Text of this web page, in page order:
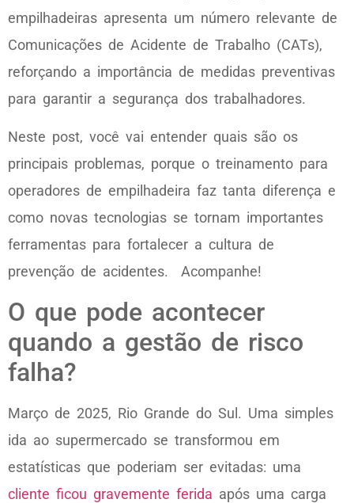
empilhadeiras apresenta um número relevante de
Comunicações de Acidente de Trabalho (CATs),
reforçando a importância de medidas preventivas
para garantir a segurança dos trabalhadores.
Neste post, você vai entender quais são os
principais problemas, porque o treinamento para
operadores de empilhadeira faz tanta diferença e
como novas tecnologias se tornam importantes
ferramentas para fortalecer a cultura de
prevenção de acidentes. Acompanhe!
O que pode acontecer
quando a gestão de risco
falha?
Março de 2025, Rio Grande do Sul. Uma simples
ida ao supermercado se transformou em
estatísticas que poderiam ser evitadas: uma
cliente ficou gravemente ferida após uma carga